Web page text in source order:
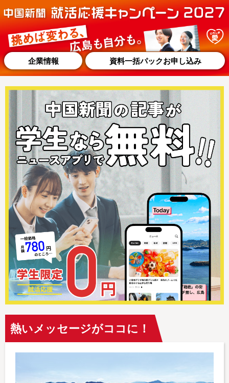
企業情報 資料一括パックお申し込み
熱いメッセージがココに！